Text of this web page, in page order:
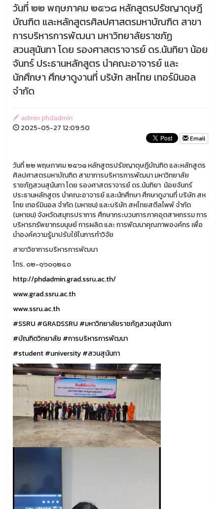
วันที่ ๒๒ พฤษภาคม ๒๕๖๘ หลักสูตรปรัชญาดุษฎี
บัณฑิต และหลักสูตรศิลปศาสตรมหาบัณฑิต สาขา
การบริหารการพัฒนา มหาวิทยาลัยราชภัฏ
สวนสุนันทา โดย รองศาสตราจารย์ ดร.นันทิยา น้อย
จันทร์ ประธานหลักสูตร นำคณะอาจารย์ และ
นักศึกษา ศึกษาดูงานที่ บริษัท สหไทย เทอร์มินอล
จำกัด
admin phdadmin
2025-05-27 12:09:50
Email
วันที่ ๒๒ พฤษภาคม ๒๕๖๘ หลักสูตรปรัชญาดุษฎีบัณฑิต และหลักสูตร
ศิลปศาสตรมหาบัณฑิต สาขาการบริหารการพัฒนา มหาวิทยาลัย
ราชภัฏสวนสุนันทา โดย รองศาสตราจารย์ ดร.นันทิยา น้อยจันทร์
ประธานหลักสูตร นำคณะอาจารย์ และนักศึกษา ศึกษาดูงานที่ บริษัท สห
ไทย เทอร์มินอล จำกัด (มหาชน) และบริษัท สหไทยสตีลไพพ์ จำกัด
(มหาชน) จังหวัดสมุทรปราการ ศึกษากระบวนการภาคอุตสาหกรรม การ
บริหารทรัพยากรมนุษย์ การผลิต และ การพัฒนาคุณภาพองค์กร เพื่อ
นำองค์ความรู้มาปรับใช้ในการทำวิจัย
สาขาวิชาการบริหารการพัฒนา
โทร. ๐๒-๑๖๐๑๒๔๐
http://phdadmin.grad.ssru.ac.th/
www.grad.ssru.ac.th
www.ssru.ac.th
#SSRU #GRADSSRU #มหาวิทยาลัยราชภัฏสวนสุนันทา
#บัณฑิตวิทยาลัย #การบริหารการพัฒนา
#student#university#สวนสุนันทา